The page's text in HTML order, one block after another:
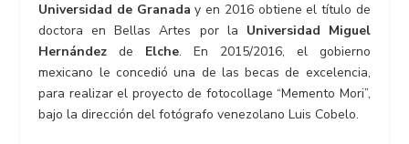
Universidad de Granada y en 2016 obtiene el título de
doctora en Bellas Artes por la Universidad Miguel
Hernández de Elche. En 2015/2016, el gobierno
mexicano le concedió una de las becas de excelencia,
para realizar el proyecto de fotocollage “Memento Mori”,
bajo la dirección del fotógrafo venezolano Luis Cobelo.